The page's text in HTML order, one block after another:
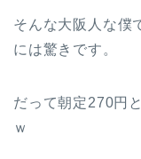
そんな大阪人な僕
には驚きです。
だって朝定270円
ｗ